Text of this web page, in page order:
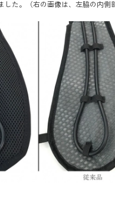
した。（右の画像は、左脇の内側